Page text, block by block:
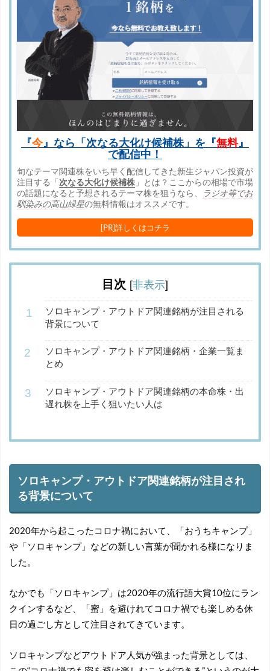
『今』なら「次なる大化け候補株」を『無料』
で配信中！
旬なテーマ関連株をいち早く配信してきた新生ジャパン投資が
注目する「次なる大化け候補株」とは？ここからの相場で市場
の話題になると予想されるテーマ株を狙うなら、
ラジオ等でお
馴染みの高山緑星の無料情報はオススメです。
[PR]詳しくはコチラ
目次 [非表示]
ソロキャンプ・アウトドア関連銘柄が注目される
背景について
ソロキャンプ・アウトドア関連銘柄・企業一覧ま
とめ
ソロキャンプ・アウトドア関連銘柄の本命株・出
遅れ株を上手く狙いたい人は
ソロキャンプ・アウトドア関連銘柄が注目され
る背景について
2020年から起こったコロナ禍において、「おうちキャンプ」
や「ソロキャンプ」などの新しい言葉が聞かれる様になりま
した。
なかでも「ソロキャンプ」は2020年の流行語大賞10位にラン
クインするなど、「蜜」を避けれてコロナ禍でも楽しめる休
日の過ごし方として注目されてきています。
ソロキャンプなどアウトドア人気が強まった背景としては、